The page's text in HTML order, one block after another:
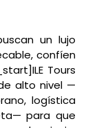
un lujo
confíen
Tours
alto nivel —
logística
para que